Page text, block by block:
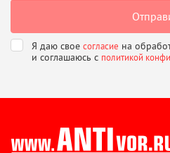
Я даю свое согласие на
и соглашаюсь с политикой